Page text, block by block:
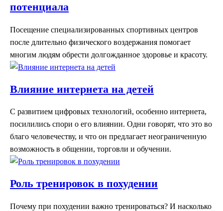
потенциала
Посещение специализированных спортивных центров
после длительно физического воздержания помогает
многим людям обрести долгожданное здоровье и красоту.
Влияние интернета на детей
С развитием цифровых технологий, особенно интернета,
посилились спори о его влиянии. Одни говорят, что это во
благо человечеству, и что он предлагает неограниченную
возможность в общении, торговли и обучении.
Роль тренировок в похудении
Почему при похудении важно тренироваться? И насколько